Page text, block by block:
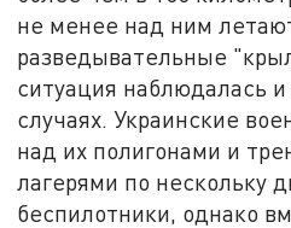
не менее над ним
разведывательные
ситуация наблюдалась
случаях. Украинские
над их полигонами и
лагерями по нескольку
беспилотники, однако